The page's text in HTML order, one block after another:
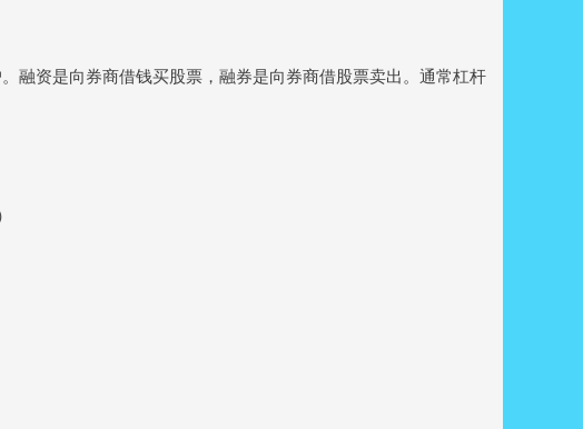
融资是向券商借钱买股票，融券是向券商借股票卖出。通常杠杆